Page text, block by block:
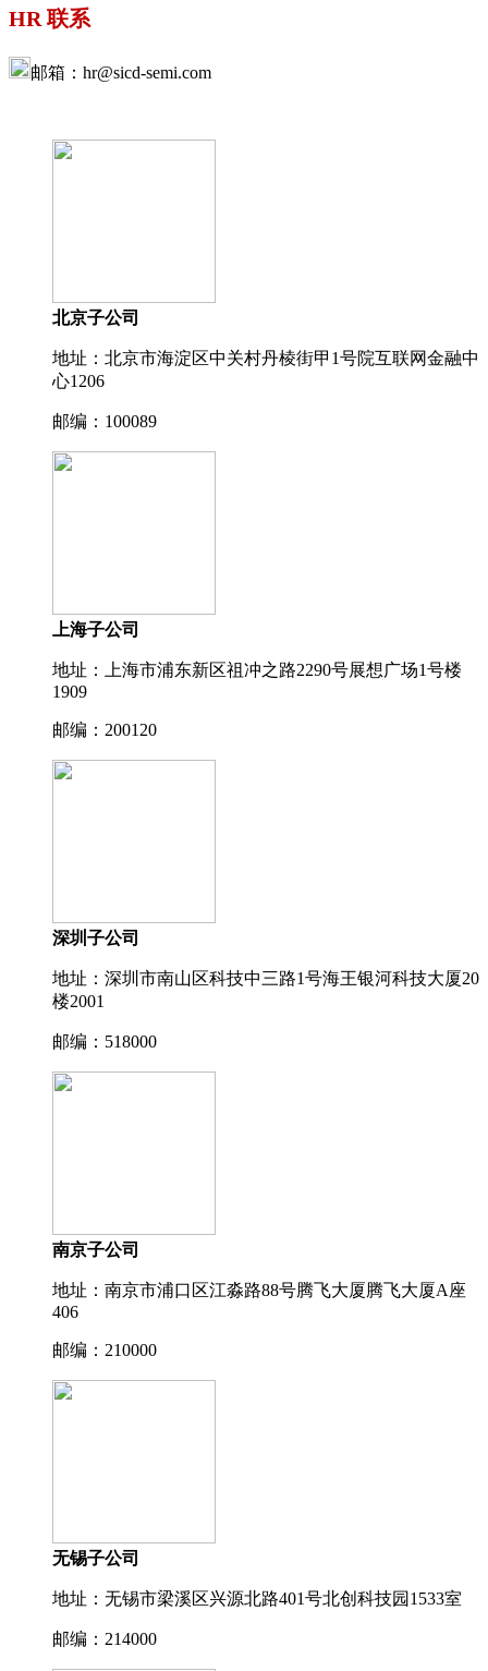
HR 联系
邮箱：hr@sicd-semi.com
北京子公司
地址：北京市海淀区中关村丹棱街甲1号院互联网金融中
心1206
邮编：100089
上海子公司
地址：上海市浦东新区祖冲之路2290号展想广场1号楼
1909
邮编：200120
深圳子公司
地址：深圳市南山区科技中三路1号海王银河科技大厦20
楼2001
邮编：518000
南京子公司
地址：南京市浦口区江淼路88号腾飞大厦腾飞大厦A座
406
邮编：210000
无锡子公司
地址：无锡市梁溪区兴源北路401号北创科技园1533室
邮编：214000